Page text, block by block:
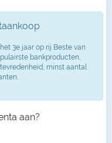
3e jaar op rij Beste van
bankproducten,
minst aantal
aan?